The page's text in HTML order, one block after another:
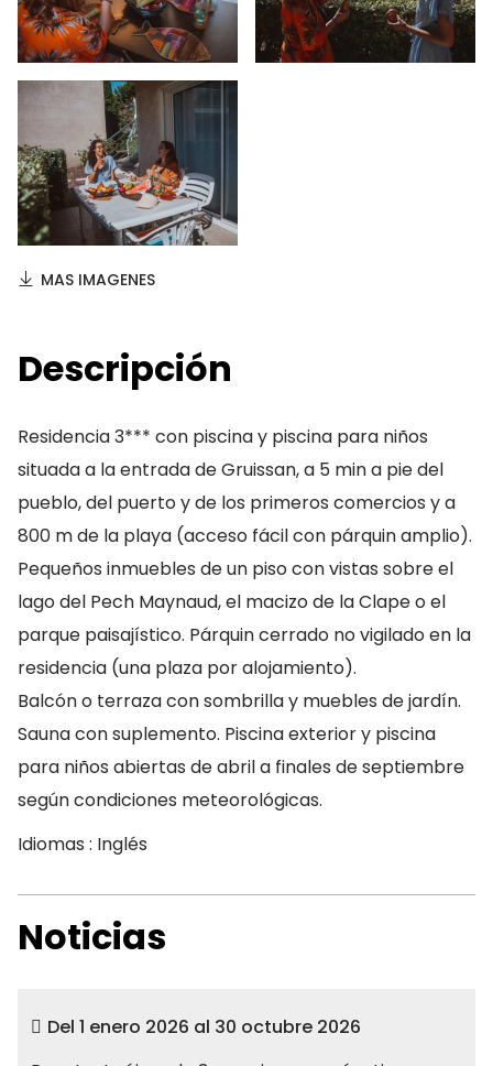
MAS IMAGENES
Descripción
Residencia 3*** con piscina y piscina para niños
situada a la entrada de Gruissan, a 5 min a pie del
pueblo, del puerto y de los primeros comercios y a
800 m de la playa (acceso fácil con párquin amplio).
Pequeños inmuebles de un piso con vistas sobre el
lago del Pech Maynaud, el macizo de la Clape o el
parque paisajístico. Párquin cerrado no vigilado en la
residencia (una plaza por alojamiento).
Balcón o terraza con sombrilla y muebles de jardín.
Sauna con suplemento. Piscina exterior y piscina
para niños abiertas de abril a finales de septiembre
según condiciones meteorológicas.
Idiomas : Inglés
Noticias
Del 1 enero 2026 al 30 octubre 2026